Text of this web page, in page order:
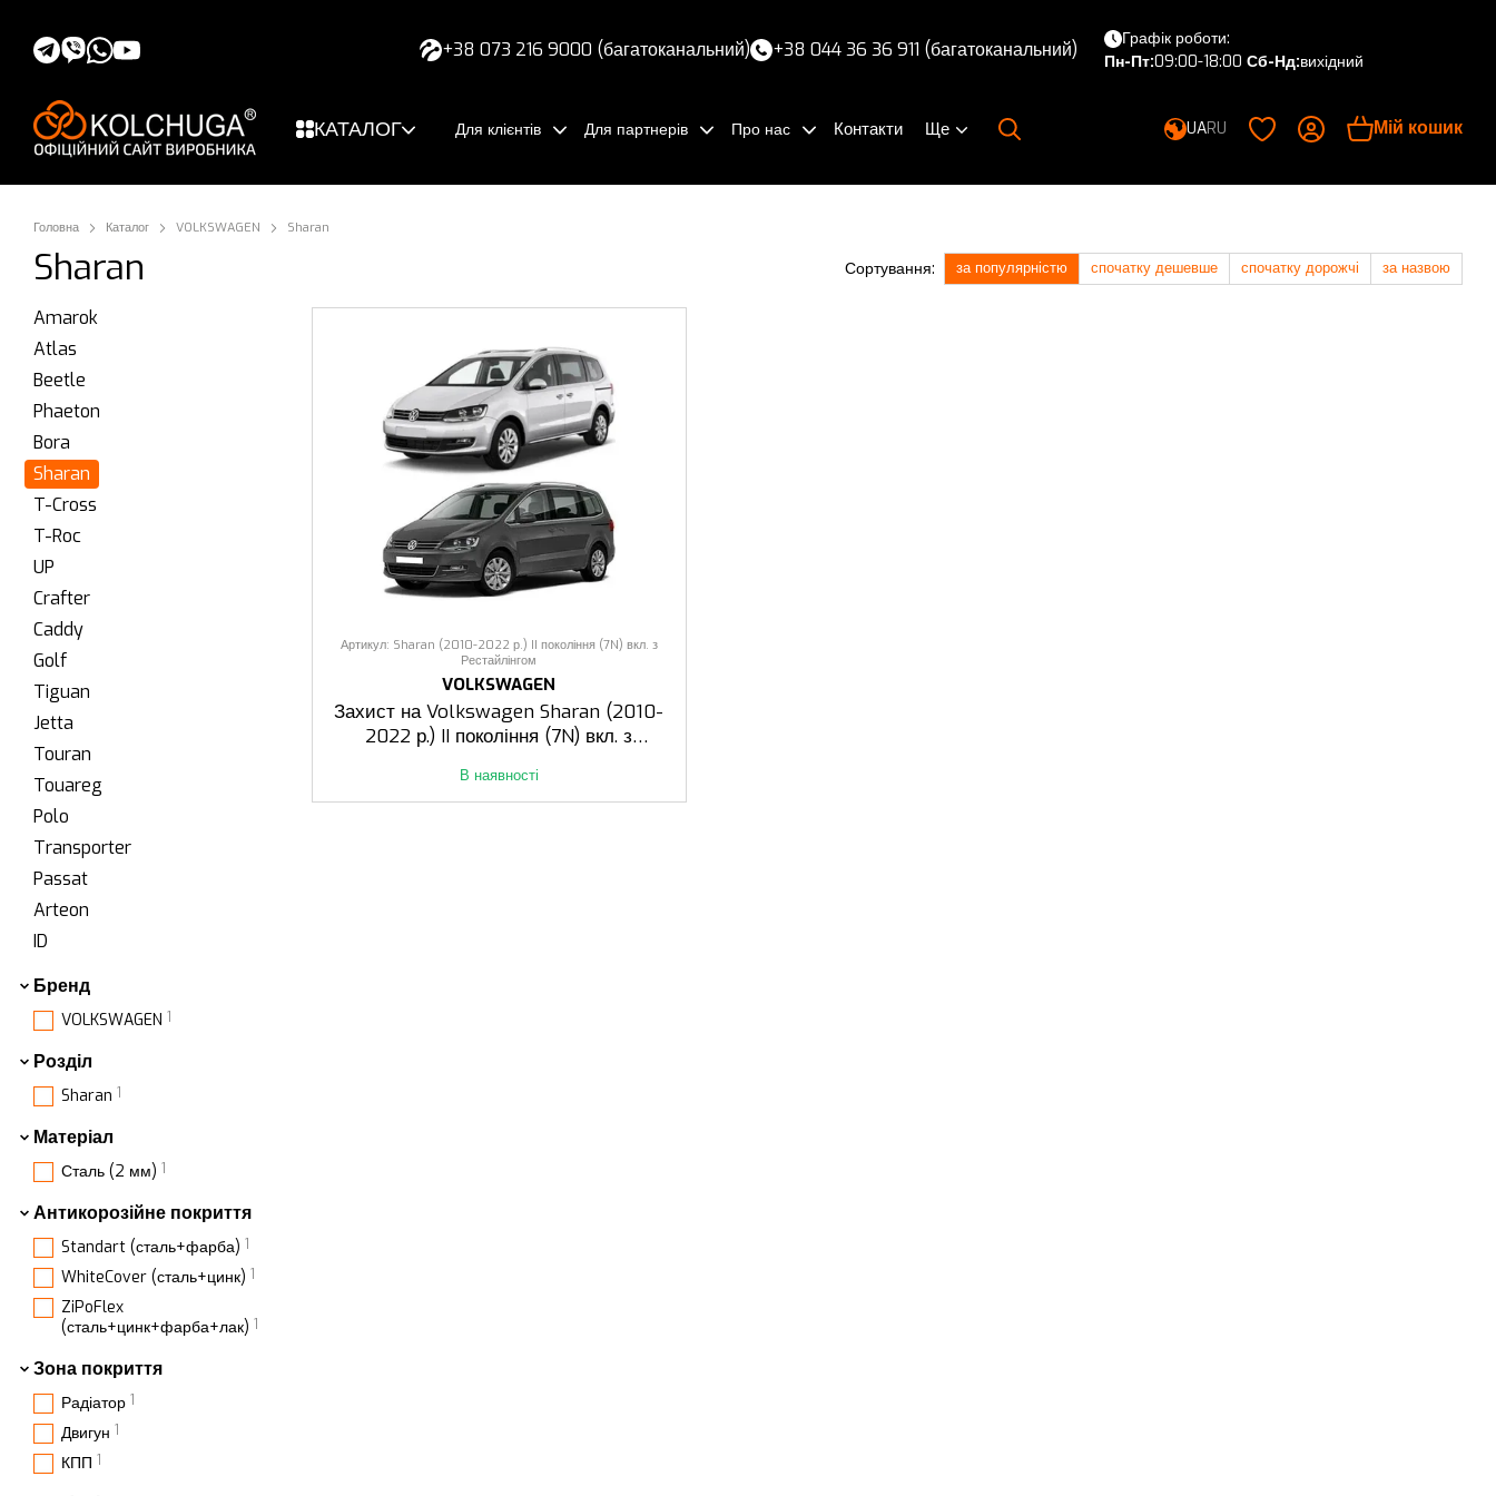
+38 073 216 9000 (багатоканальний) +38 044 36 36 911 (багатоканальний)
Графік роботи:
Пн-Пт:09:00-18:00 Сб-Нд:вихідний
КАТАЛОГ Для клієнтів Для партнерів Про нас Контакти Ще UARU Мій кошик
Головна Каталог VOLKSWAGEN Sharan
Sharan Сортування: за популярністю спочатку дешевше спочатку дорожчі за назвою
Артикул: Sharan (2010-2022 р.) II покоління (7N) вкл. з
Рестайлінгом
VOLKSWAGEN
Захист на Volkswagen Sharan (2010-
2022 р.) II покоління (7N) вкл. з
В наявності
Amarok
Atlas
Beetle
Phaeton
Bora
Sharan
T-Cross
T-Roc
UP
Crafter
Caddy
Golf
Tiguan
Jetta
Touran
Touareg
Polo
Transporter
Passat
Arteon
ID
Бренд
VOLKSWAGEN 1
Розділ
Sharan 1
Матеріал
Сталь (2 мм) 1
Антикорозійне покриття
Standart (сталь+фарба) 1
WhiteCover (сталь+цинк) 1
ZiPoFlex
(сталь+цинк+фарба+лак) 1
Зона покриття
Радіатор 1
Двигун 1
КПП 1